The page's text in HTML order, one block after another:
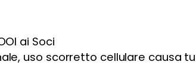
ai Soci
uso scorretto cellulare causa